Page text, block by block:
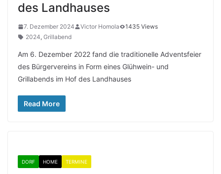
des Landhauses
7. Dezember 2024 Victor Homola
1435 Views
2024, Grillabend
Am 6. Dezember 2022 fand die traditionelle Adventsfeier
des Bürgervereins in Form eines Glühwein- und
Grillabends im Hof des Landhauses
Read More
DORF HOME TERMINE